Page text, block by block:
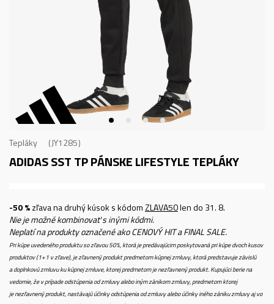
Tepláky JY1285
ADIDAS SST TPPÁNSKE LIFESTYLE TEPLÁKY
-50 %zľava na druhý kúsok s kódomZLAVA50len do 31. 8.
Nie je možné kombinovať s inými kódmi.
Neplatí na produkty označené ako CENOVÝ HIT a FINAL SALE.
Pri kúpe uvedeného produktu so zľavou 50%, ktorá je predávajúcim poskytovaná pri kúpe dvoch kusov
produktov (1+1 v zľave), je zľavnený produkt predmetom kúpnej zmluvy, ktorá predstavuje závislú
a doplnkovú zmluvu ku kúpnej zmluve, ktorej predmetom je nezľavnený produkt. Kupujúci berie na
vedomie, že v prípade odstúpenia od zmluvy alebo iným zánikom zmluvy, predmetom ktorej
je nezľavnený produkt, nastávajú účinky odstúpenia od zmluvy alebo účinky iného zániku zmluvy aj vo